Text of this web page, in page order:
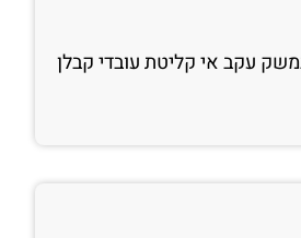
עקב אי קליטת עובדי קבלן